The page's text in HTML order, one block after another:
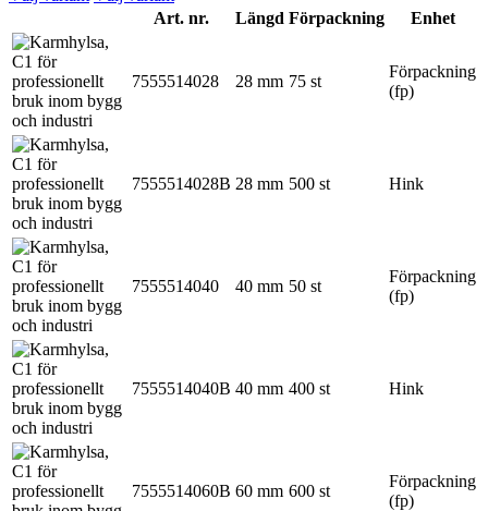
Art. nr.
Längd Förpackning Enhet
7555514028 28 mm 75 st
Förpackning
(fp)
7555514028B 28 mm 500 st Hink
7555514040 40 mm 50 st
Förpackning
(fp)
7555514040B 40 mm 400 st Hink
7555514060B 60 mm 600 st
Förpackning
(fp)